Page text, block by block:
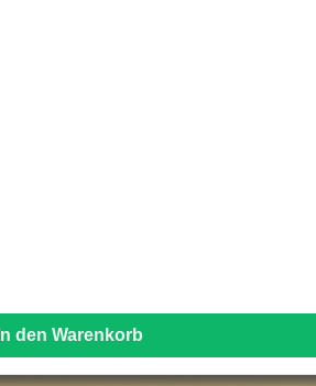
In den Warenkorb